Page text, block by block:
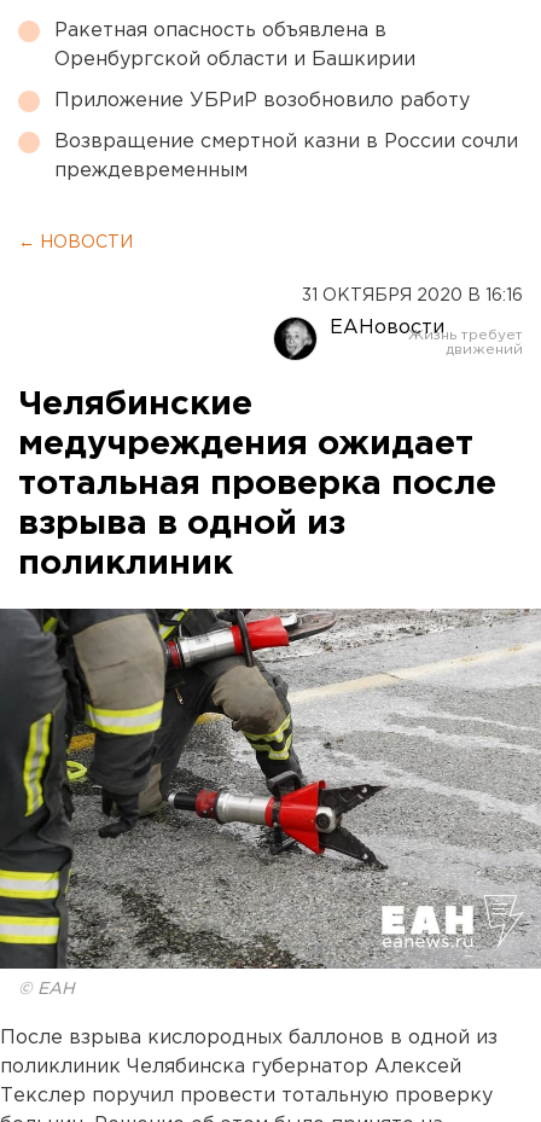
Ракетная опасность объявлена в
Оренбургской области и Башкирии
Приложение УБРиР возобновило работу
Возвращение смертной казни в России сочли
преждевременным
← НОВОСТИ
31 ОКТЯБРЯ 2020 В 16:16
ЕАНовости
Челябинские
медучреждения ожидает
тотальная проверка после
взрыва в одной из
поликлиник
© ЕАН
После взрыва кислородных баллонов в одной из
поликлиник Челябинска губернатор Алексей
Текслер поручил провести тотальную проверку